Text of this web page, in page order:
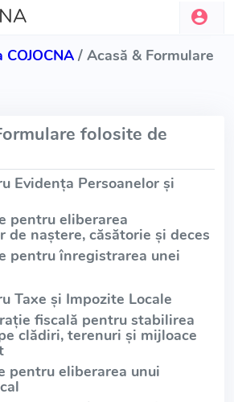
/ Acasă & Formulare
folosite de
Evidența Persoanelor și
pentru eliberarea
de naștere, căsătorie și deces
pentru înregistrarea unei
Taxe și Impozite Locale
fiscală pentru stabilirea
clădiri, terenuri și mijloace
pentru eliberarea unui